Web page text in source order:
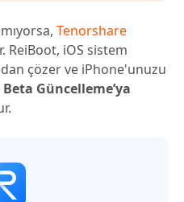
Tenorshare
ReiBoot, iOS sistem
çözer ve iPhone'unuzu
Güncelleme’ya